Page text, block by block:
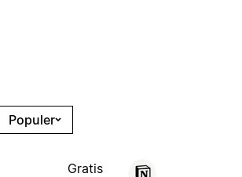
Populer
Gratis